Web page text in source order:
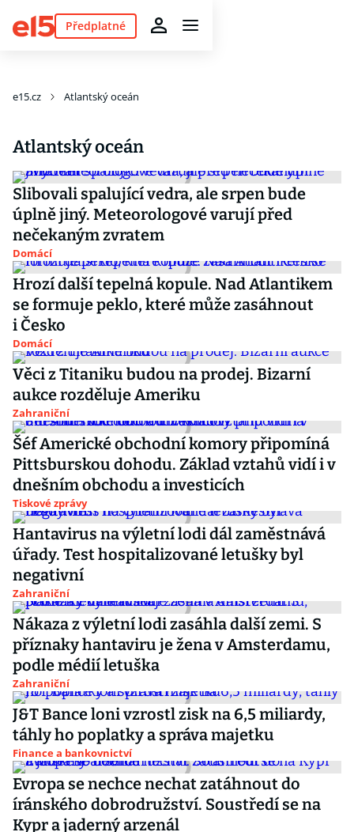
Předplatné
e15.cz Atlantský oceán
Atlantský oceán
Slibovali spalující vedra, ale srpen bude
úplně jiný. Meteorologové varují před
nečekaným zvratem
Domácí
Hrozí další tepelná kopule. Nad Atlantikem
se formuje peklo, které může zasáhnout
i Česko
Domácí
Věci z Titaniku budou na prodej. Bizarní
aukce rozděluje Ameriku
Zahraniční
Šéf Americké obchodní komory připomíná
Pittsburskou dohodu. Základ vztahů vidí i v
dnešním obchodu a investicích
Tiskové zprávy
Hantavirus na výletní lodi dál zaměstnává
úřady. Test hospitalizované letušky byl
negativní
Zahraniční
Nákaza z výletní lodi zasáhla další zemi. S
příznaky hantaviru je žena v Amsterdamu,
podle médií letuška
Zahraniční
J&T Bance loni vzrostl zisk na 6,5 miliardy,
táhly ho poplatky a správa majetku
Finance a bankovnictví
Evropa se nechce nechat zatáhnout do
íránského dobrodružství. Soustředí se na
Kypr a jaderný arzenál